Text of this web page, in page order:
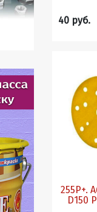
40 руб.
255Р+.
D150 P 500 15